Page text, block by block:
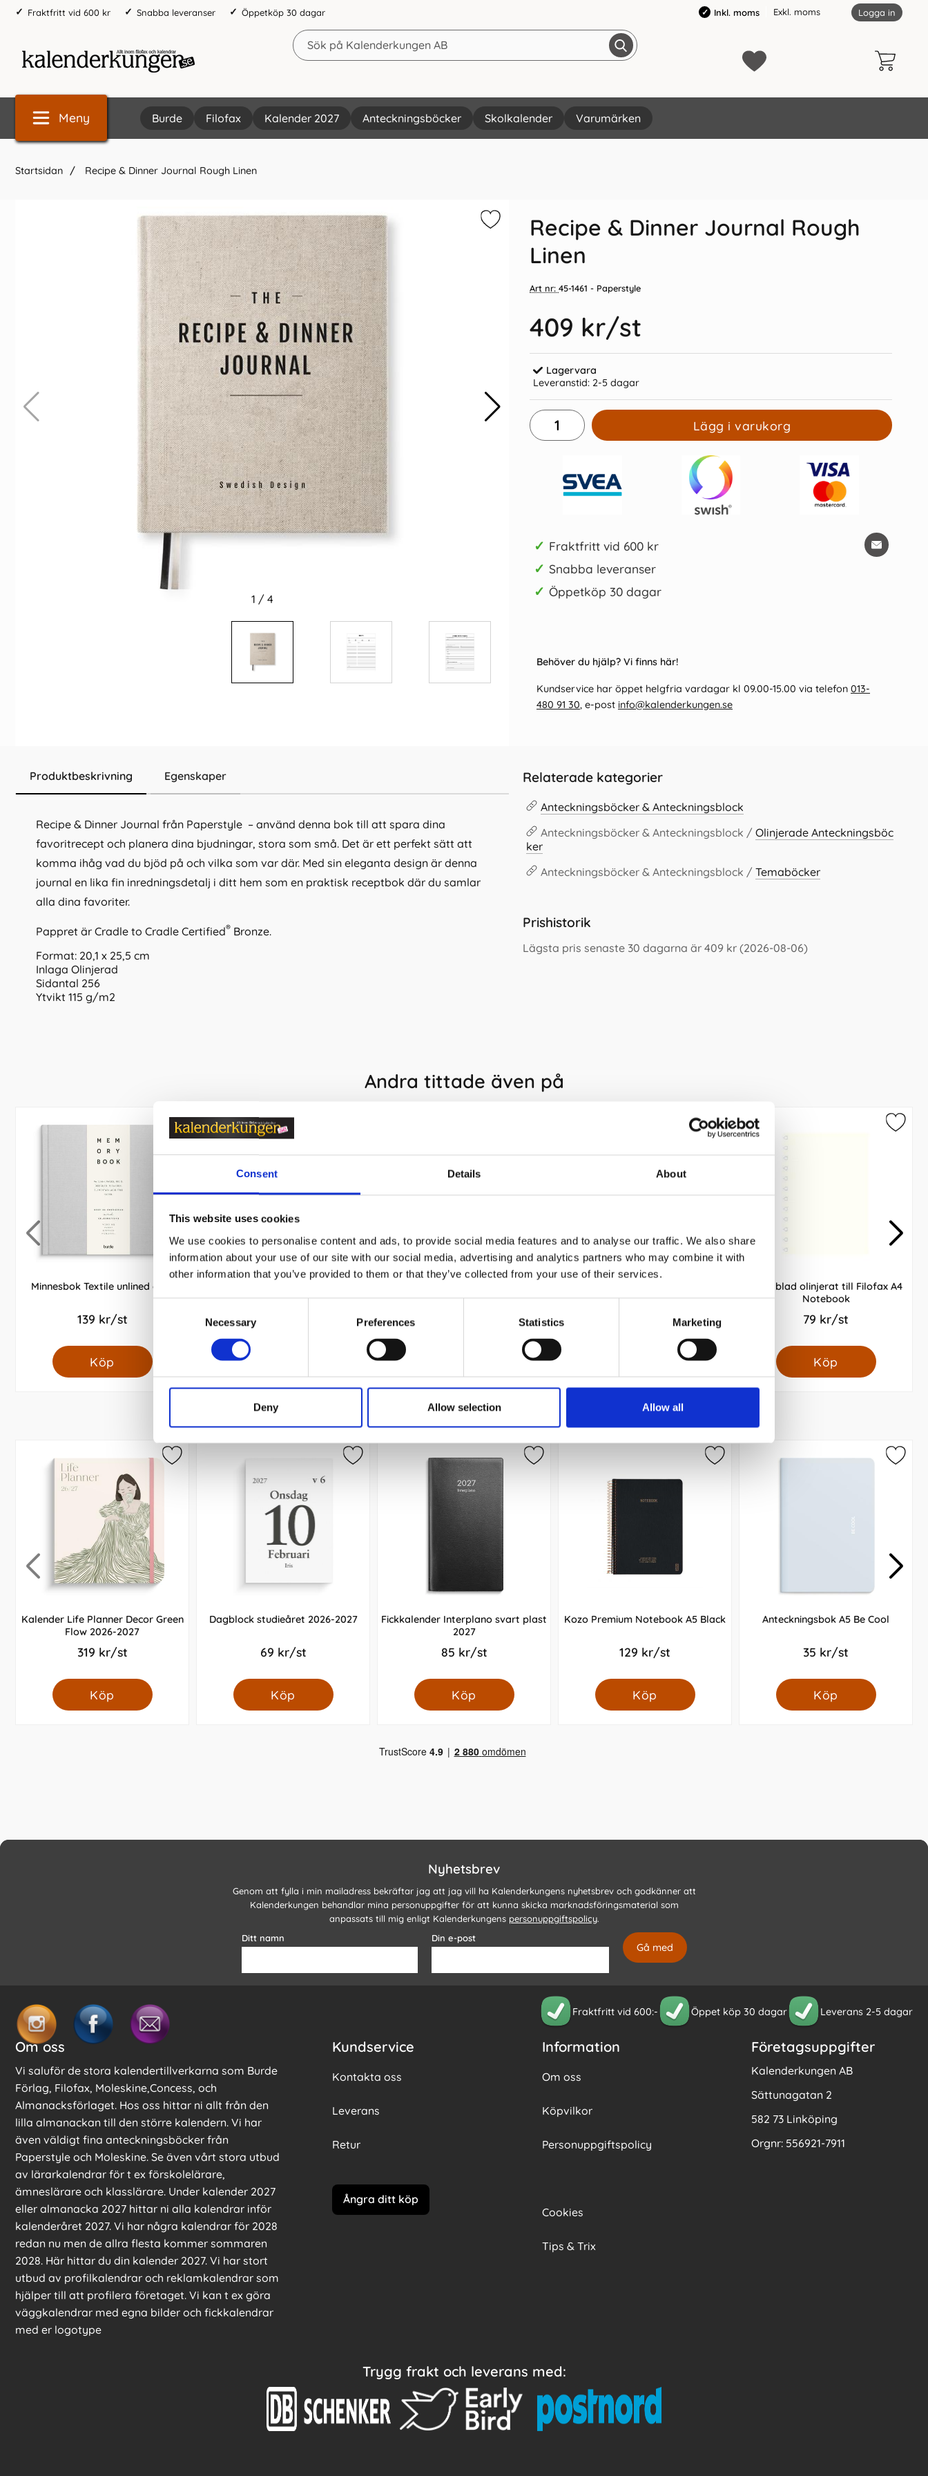
Consent Details About
This website uses cookies
We use cookies to personalise content and ads, to provide social media features and to analyse our traffic. We also share
information about your use of our site with our social media, advertising and analytics partners who may combine it with
other information that you’ve provided to them or that they’ve collected from your use of their services.
Necessary Preferences Statistics Marketing
Deny Allow selection Allow all
Fraktfritt vid 600 kr Snabba leveranser Öppetköp 30 dagar Inkl. moms Exkl. moms Logga in
Meny Burde Filofax Kalender 2027 Anteckningsböcker Skolkalender Varumärken
Startsidan Recipe & Dinner Journal Rough Linen
Vi rekommenderar
Indexflikar och Frixion clicker svart Kalender Väggblad Årsplan 2027
45 kr/st
Köp
Klassens almanacka 2026-2027 Kassabok Privat A5 3 kol 32 sidor Kalender Väggblad Trend 2027
89 kr/st
Köp
1 / 4
Recipe & Dinner Journal Rough
Linen
Art nr: 45-1461 - Paperstyle
409 kr/st
Lagervara
Leveranstid: 2-5 dagar
Lägg i varukorg
✓ Fraktfritt vid 600 kr
✓ Snabba leveranser
✓ Öppetköp 30 dagar
Behöver du hjälp? Vi finns här!
Kundservice har öppet helgfria vardagar kl 09.00-15.00 via telefon 013-
480 91 30, e-post info@kalenderkungen.se
Produktbeskrivning Egenskaper
Recipe & Dinner Journal från Paperstyle – använd denna bok till att spara dina
favoritrecept och planera dina bjudningar, stora som små. Det är ett perfekt sätt att
komma ihåg vad du bjöd på och vilka som var där. Med sin eleganta design är denna
journal en lika fin inredningsdetalj i ditt hem som en praktisk receptbok där du samlar
alla dina favoriter.
Pappret är Cradle to Cradle Certified® Bronze.
Format: 20,1 x 25,5 cm
Inlaga Olinjerad
Sidantal 256
Ytvikt 115 g/m2
Relaterade kategorier
Anteckningsböcker & Anteckningsblock
Anteckningsböcker & Anteckningsblock / Olinjerade Anteckningsböc
ker
Anteckningsböcker & Anteckningsblock / Temaböcker
Prishistorik
Lägsta pris senaste 30 dagarna är 409 kr (2026-08-06)
Andra tittade även på
Minnesbok Textile unlined grey
139 kr/st
Köp
blue
Svart olinjerad
Extrablad olinjerat till Filofax A4
Notebook
79 kr/st
Köp
Andra köpte även
Kalender Life Planner Decor Green
Flow 2026-2027
319 kr/st
Köp
Dagblock studieåret 2026-2027
69 kr/st
Köp
Fickkalender Interplano svart plast
2027
85 kr/st
Köp
Kozo Premium Notebook A5 Black
129 kr/st
Köp
Anteckningsbok A5 Be Cool
35 kr/st
Köp
Nyhetsbrev
Genom att fylla i min mailadress bekräftar jag att jag vill ha Kalenderkungens nyhetsbrev och godkänner att
Kalenderkungen behandlar mina personuppgifter för att kunna skicka marknadsföringsmaterial som
anpassats till mig enligt Kalenderkungens personuppgiftspolicy.
Ditt namn
Din e-post
Fraktfritt vid 600:- Öppet köp 30 dagar Leverans 2-5 dagar
Om oss
Vi saluför de stora kalendertillverkarna som Burde
Förlag, Filofax, Moleskine,Concess, och
Almanacksförlaget. Hos oss hittar ni allt från den
lilla almanackan till den större kalendern. Vi har
även väldigt fina anteckningsböcker från
Paperstyle och Moleskine. Se även vårt stora utbud
av lärarkalendrar för t ex förskolelärare,
ämneslärare och klasslärare. Under kalender 2027
eller almanacka 2027 hittar ni alla kalendrar inför
kalenderåret 2027. Vi har några kalendrar för 2028
redan nu men de allra flesta kommer sommaren
2028. Här hittar du din kalender 2027. Vi har stort
utbud av profilkalendrar och reklamkalendrar som
hjälper till att profilera företaget. Vi kan t ex göra
väggkalendrar med egna bilder och fickkalendrar
med er logotype
Kundservice
Kontakta oss
Leverans
Retur
Ångra ditt köp
Information
Om oss
Köpvilkor
Personuppgiftspolicy
Cookies
Tips & Trix
Företagsuppgifter
Kalenderkungen AB
Sättunagatan 2
582 73 Linköping
Orgnr: 556921-7911
Trygg frakt och leverans med: